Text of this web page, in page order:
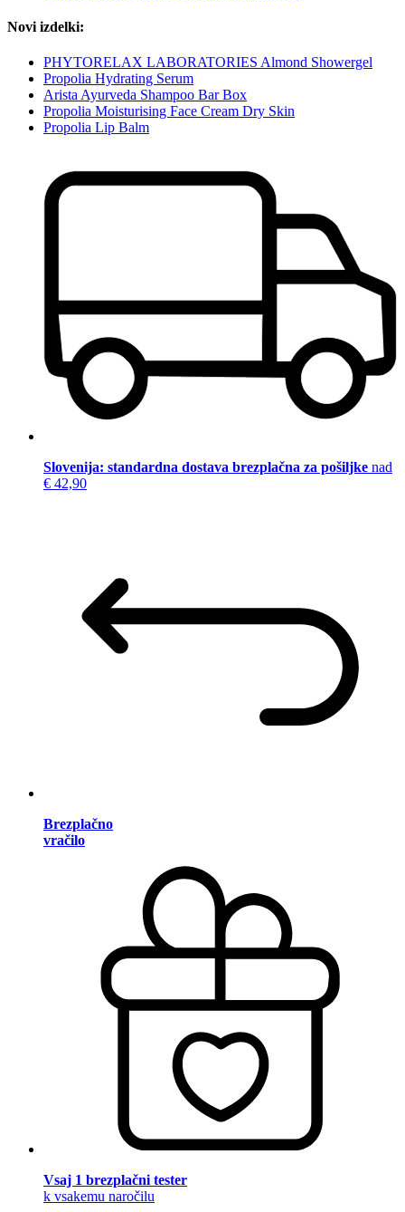
Novi izdelki:
PHYTORELAX LABORATORIES Almond Showergel
Propolia Hydrating Serum
Arista Ayurveda Shampoo Bar Box
Propolia Moisturising Face Cream Dry Skin
Propolia Lip Balm
Slovenija: standardna dostava brezplačna za pošiljke nad
€ 42,90
Brezplačno
vračilo
Vsaj 1 brezplačni tester
k vsakemu naročilu